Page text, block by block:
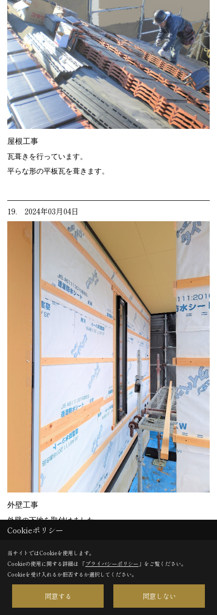
屋根工事
瓦葺きを行っています。
平らな形の平板瓦を葺きます。
19. 2024年03月04日
外壁工事
外壁の下地を取付けました。
20. 2024年03月10日
Cookieポリシー
当サイトではCookieを使用します。
Cookieの使用に関する詳細は 「プライバシーポリシー 」をご覧ください。
Cookieを受け入れるか拒否するか選択してください。
同意する 同意しない